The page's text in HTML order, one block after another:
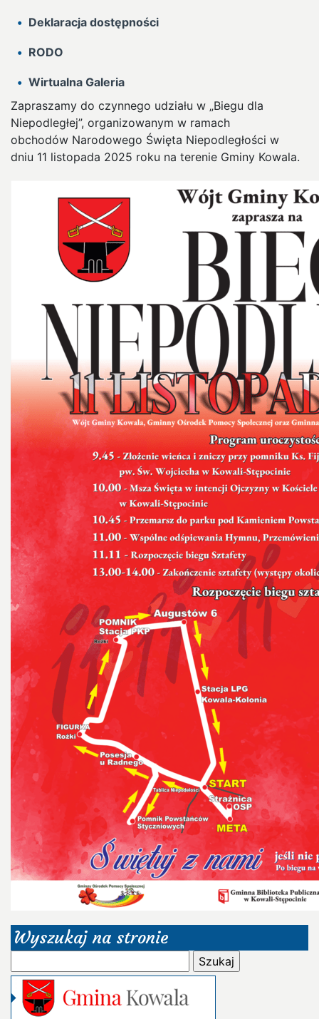
Deklaracja dostępności
RODO
Wirtualna Galeria
Zapraszamy do czynnego udziału w „Biegu dla
Niepodległej”, organizowanym w ramach
obchodów Narodowego Święta Niepodległości w
dniu 11 listopada 2025 roku na terenie Gminy Kowala.
Wyszukaj na stronie